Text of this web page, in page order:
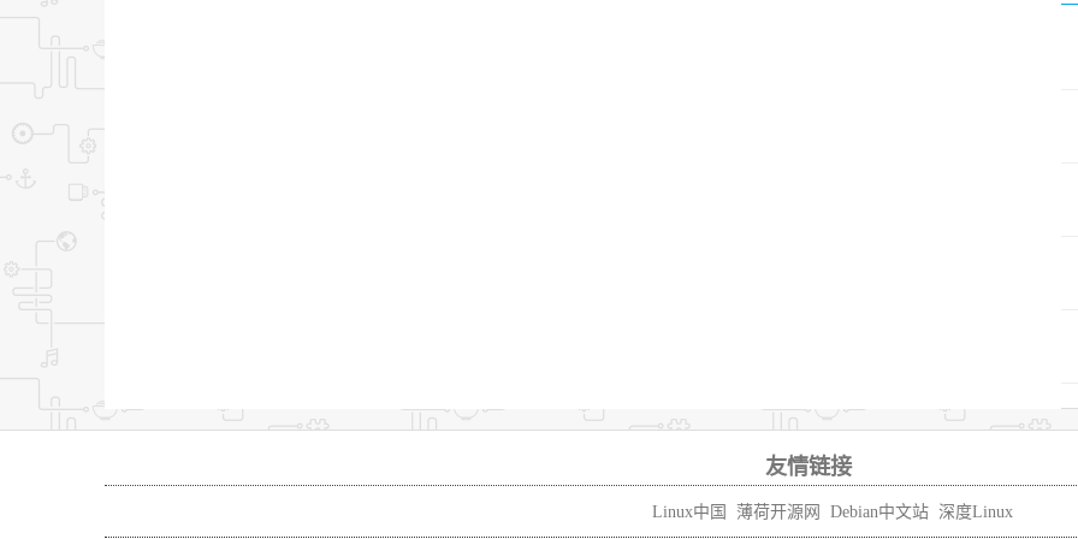
友情链接
Linux中国 薄荷开源网 Debian中文站 深度Linux